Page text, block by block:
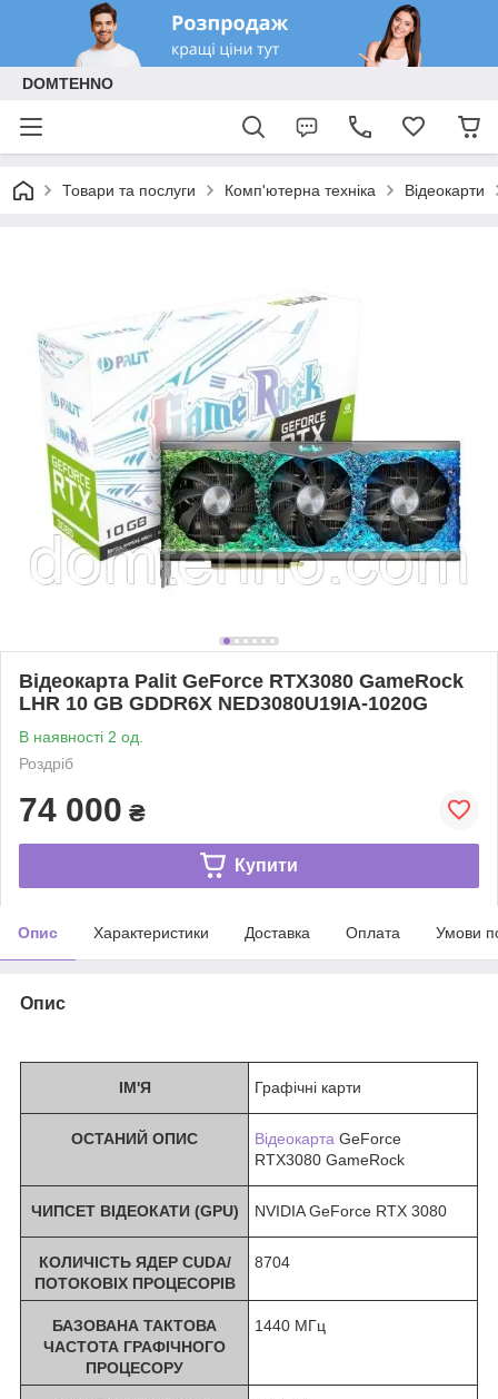
DOMTEHNO
Товари та послуги Комп'ютерна техніка Відеокарти
Відеокарта Palit GeForce RTX3080 GameRock
LHR 10 GB GDDR6X NED3080U19IA-1020G
В наявності 2 од.
Роздріб
74 000 ₴
Купити
Опис Характеристики Доставка Оплата Умови
Опис
ІМ'Я Графічні карти
ОСТАНИЙ ОПИС Відеокарта GeForce
RTX3080 GameRock
ЧИПСЕТ ВІДЕОКАТИ (GPU) NVIDIA GeForce RTX 3080
КОЛИЧІСТЬ ЯДЕР CUDA/
ПОТОКОВІХ ПРОЦЕСОРІВ
8704
БАЗОВАНА ТАКТОВА
ЧАСТОТА ГРАФІЧНОГО
ПРОЦЕСОРУ
1440 МГц